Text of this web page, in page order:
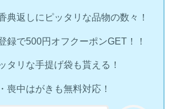
典返しにピッタリな品物の数々！
録で500円オフクーポンGET！！
タリな手提げ袋も貰える！
喪中はがきも無料対応！